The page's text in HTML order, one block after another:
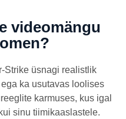
videomängu
Strike üsnagi realistlik
ka usutavas loolises
karmuses, kus igal
sinu tiimikaaslastele.